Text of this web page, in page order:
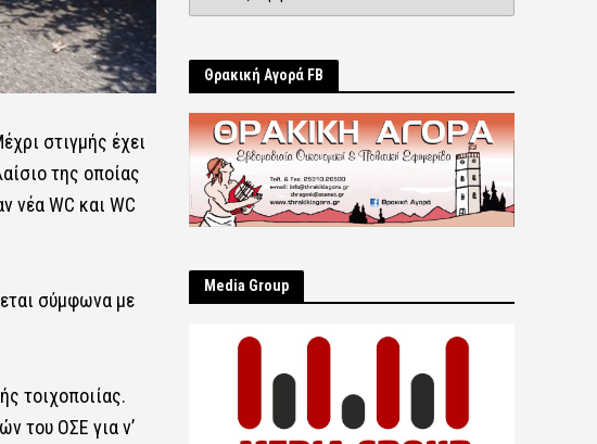
στιγμής έχει
της οποίας
νέα WC και WC
σύμφωνα με
τοιχοποιίας.
του ΟΣΕ για ν’
Θρακική Αγορά FB
Μedia Group